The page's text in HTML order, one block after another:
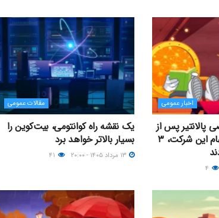
اخبار عمومی
پالانتیر پس از
رشد ۳۰ درصدی سهام این شرکت، ۳
مقالات عمومی
یک نقشه راه کوانتومی، بیت‌کوین را
بسیار بالاتر خواهد برد